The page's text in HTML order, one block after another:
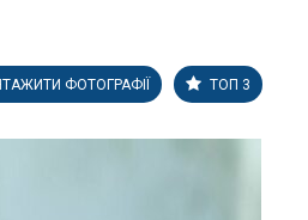
ФОТОГРАФІЇ ТОП 3